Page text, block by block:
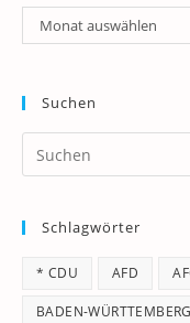
Archiv
Monat auswählen
Suchen
Schlagwörter
* CDU AFD
BADEN-WÜRTTEMBERG